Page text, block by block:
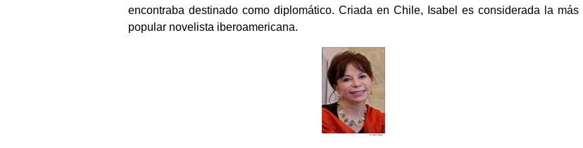
encontraba destinado como diplomático. Criada en Chile, Isabel es considerada la más
popular novelista iberoamericana.